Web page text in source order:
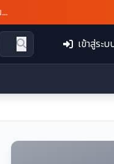
เข้าสู่ระบ